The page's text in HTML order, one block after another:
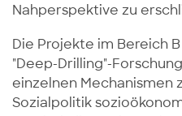
Nahperspektive zu
Die Projekte im Bereich
"Deep-Drilling"-
einzelnen Mechanismen
Sozialpolitik